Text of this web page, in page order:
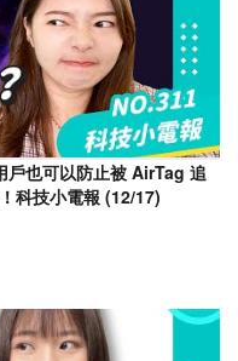
也可以防止被 AirTag 追
科技小電報 (12/17)